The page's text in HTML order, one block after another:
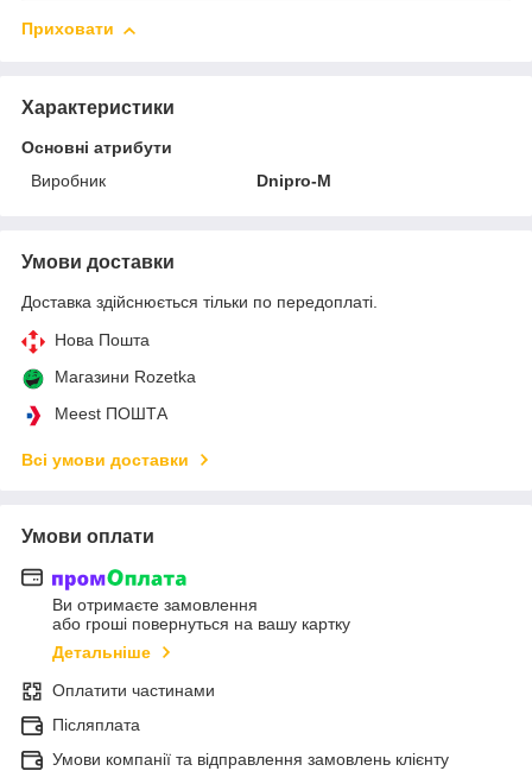
Приховати
Характеристики
Основні атрибути
Виробник
Dnipro-M
Умови доставки
Доставка здійснюється тільки по передоплаті.
Нова Пошта
Магазини Rozetka
Meest ПОШТА
Всі умови доставки
Умови оплати
Ви отримаєте замовлення
або гроші повернуться на вашу картку
Детальніше
Оплатити частинами
Післяплата
Умови компанії та відправлення замовлень клієнту